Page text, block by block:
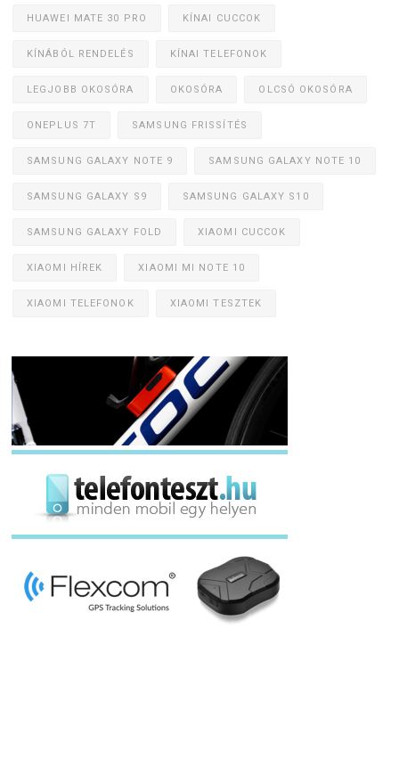
HUAWEI MATE 30 PRO KÍNAI CUCCOK
KÍNÁBÓL RENDELÉS KÍNAI TELEFONOK
LEGJOBB OKOSÓRA OKOSÓRA OLCSÓ OKOSÓRA
ONEPLUS 7T SAMSUNG FRISSÍTÉS
SAMSUNG GALAXY NOTE 9 SAMSUNG GALAXY NOTE 10
SAMSUNG GALAXY S9 SAMSUNG GALAXY S10
SAMSUNG GALAXY FOLD XIAOMI CUCCOK
XIAOMI HÍREK XIAOMI MI NOTE 10
XIAOMI TELEFONOK XIAOMI TESZTEK